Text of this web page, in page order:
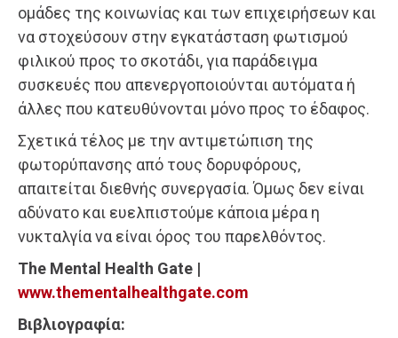
ομάδες της κοινωνίας και των επιχειρήσεων και
να στοχεύσουν στην εγκατάσταση φωτισμού
φιλικού προς το σκοτάδι, για παράδειγμα
συσκευές που απενεργοποιούνται αυτόματα ή
άλλες που κατευθύνονται μόνο προς το έδαφος.
Σχετικά τέλος με την αντιμετώπιση της
φωτορύπανσης από τους δορυφόρους,
απαιτείται διεθνής συνεργασία. Όμως δεν είναι
αδύνατο και ευελπιστούμε κάποια μέρα η
νυκταλγία να είναι όρος του παρελθόντος.
The Mental Health Gate |
www.thementalhealthgate.com
Βιβλιογραφία: